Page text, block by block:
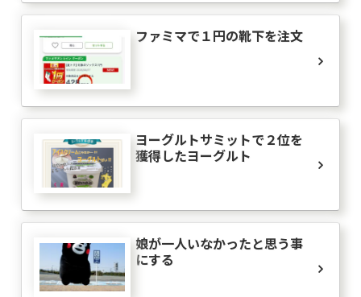
ファミマで１円の靴下を注文
ヨーグルトサミットで２位を
獲得したヨーグルト
娘が一人いなかったと思う事
にする